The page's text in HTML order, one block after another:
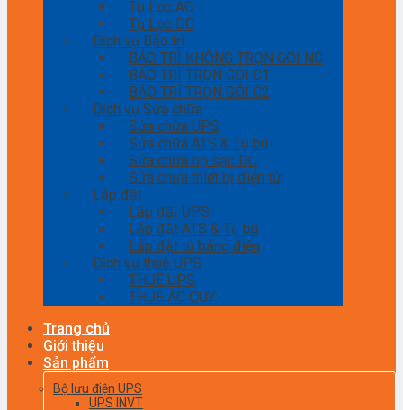
Tụ Lọc AC
Tụ Lọc DC
Dịch vụ Bảo trì
BẢO TRÌ KHÔNG TRỌN GÓI NC
BẢO TRÌ TRỌN GÓI C1
BẢO TRÌ TRỌN GÓI C2
Dịch vụ Sửa chữa
Sửa chữa UPS
Sửa chữa ATS & Tụ bù
Sửa chữa bộ sạc DC
Sửa chữa thiết bị điện tử
Lắp đặt
Lắp đặt UPS
Lắp đặt ATS & Tụ bù
Lắp đặt tủ bảng điện
Dịch vụ thuê UPS
THUÊ UPS
THUÊ ẮC QUY
Trang chủ
Giới thiệu
Sản phẩm
Bộ lưu điện UPS
UPS INVT